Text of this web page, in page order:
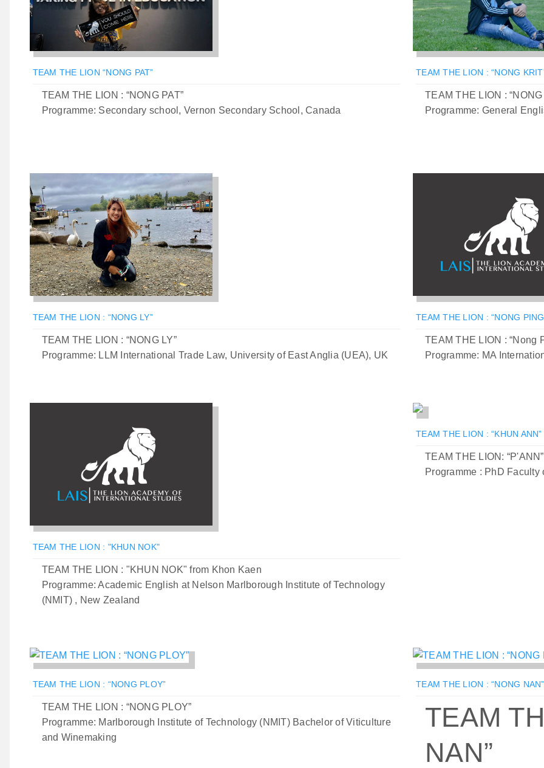
TEAM THE LION “NONG PAT”
TEAM THE LION : “NONG PAT”
Programme: Secondary school, Vernon Secondary School, Canada
TEAM THE LION : “NONG
TEAM THE LION : “NONG
Programme: General
TEAM THE LION : “NONG LY”
TEAM THE LION : “NONG LY”
Programme: LLM International Trade Law, University of East Anglia (UEA), UK
TEAM THE LION : “NONG
TEAM THE LION : “Nong
Programme: MA
TEAM THE LION : "KHUN NOK"
TEAM THE LION : "KHUN NOK" from Khon Kaen
Programme: Academic English at Nelson Marlborough Institute of Technology
(NMIT) , New Zealand
TEAM THE LION : “KHUN ANN”
TEAM THE LION: “P'ANN”
Programme : PhD Faculty
TEAM THE LION : “NONG PLOY”
TEAM THE LION : “NONG PLOY”
Programme: Marlborough Institute of Technology (NMIT) Bachelor of Viticulture
and Winemaking
TEAM THE LION : “NONG NAN”
TEAM
NAN”